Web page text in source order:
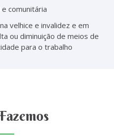
comunitária
velhice e invalidez e em
ou diminuição de meios de
para o trabalho